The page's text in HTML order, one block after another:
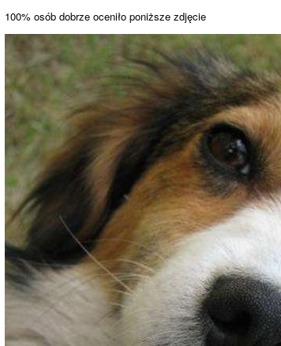
100% osób dobrze oceniło poniższe zdjęcie